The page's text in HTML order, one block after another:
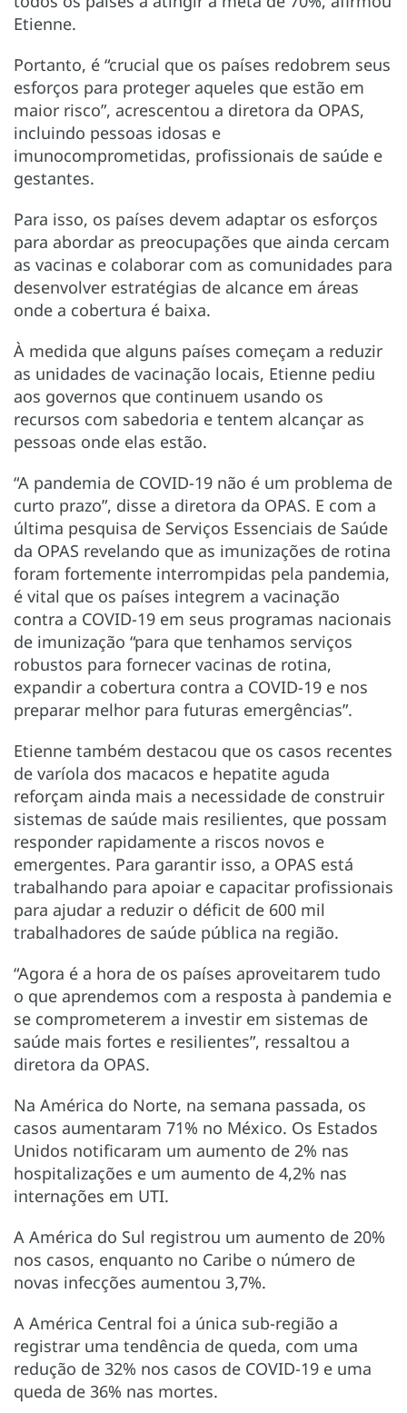
Etienne.
Portanto, é “crucial que os países redobrem seus
esforços para proteger aqueles que estão em
maior risco”, acrescentou a diretora da OPAS,
incluindo pessoas idosas e
imunocomprometidas, profissionais de saúde e
gestantes.
Para isso, os países devem adaptar os esforços
para abordar as preocupações que ainda cercam
as vacinas e colaborar com as comunidades para
desenvolver estratégias de alcance em áreas
onde a cobertura é baixa.
À medida que alguns países começam a reduzir
as unidades de vacinação locais, Etienne pediu
aos governos que continuem usando os
recursos com sabedoria e tentem alcançar as
pessoas onde elas estão.
“A pandemia de COVID-19 não é um problema de
curto prazo”, disse a diretora da OPAS. E com a
última pesquisa de Serviços Essenciais de Saúde
da OPAS revelando que as imunizações de rotina
foram fortemente interrompidas pela pandemia,
é vital que os países integrem a vacinação
contra a COVID-19 em seus programas nacionais
de imunização “para que tenhamos serviços
robustos para fornecer vacinas de rotina,
expandir a cobertura contra a COVID-19 e nos
preparar melhor para futuras emergências”.
Etienne também destacou que os casos recentes
de varíola dos macacos e hepatite aguda
reforçam ainda mais a necessidade de construir
sistemas de saúde mais resilientes, que possam
responder rapidamente a riscos novos e
emergentes. Para garantir isso, a OPAS está
trabalhando para apoiar e capacitar profissionais
para ajudar a reduzir o déficit de 600 mil
trabalhadores de saúde pública na região.
“Agora é a hora de os países aproveitarem tudo
o que aprendemos com a resposta à pandemia e
se comprometerem a investir em sistemas de
saúde mais fortes e resilientes”, ressaltou a
diretora da OPAS.
Na América do Norte, na semana passada, os
casos aumentaram 71% no México. Os Estados
Unidos notificaram um aumento de 2% nas
hospitalizações e um aumento de 4,2% nas
internações em UTI.
A América do Sul registrou um aumento de 20%
nos casos, enquanto no Caribe o número de
novas infecções aumentou 3,7%.
A América Central foi a única sub-região a
registrar uma tendência de queda, com uma
redução de 32% nos casos de COVID-19 e uma
queda de 36% nas mortes.